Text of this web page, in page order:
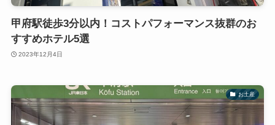
甲府駅徒歩3分以内！コストパフォーマンス抜群のお
すすめホテル5選
2023年12月4日
お土産